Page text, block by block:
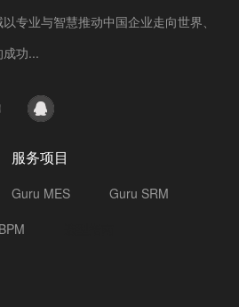
专业与智慧推动中国企业走向世界、
功...
服务项目
Guru MES
Guru SRM